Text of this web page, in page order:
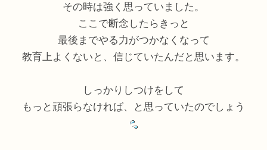
その時は強く思っていました。
ここで断念したらきっと
最後までやる力がつかなくなって
教育上よくないと、信じていたんだと思います。
しっかりしつけをして
もっと頑張らなければ、と思っていたのでしょう